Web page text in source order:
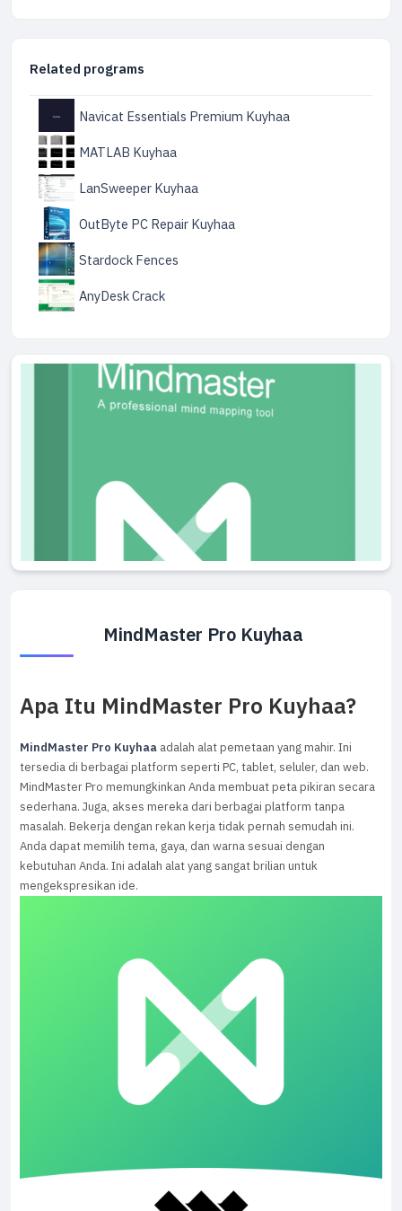
MindMaster Pro Kuyhaa
Apa Itu MindMaster Pro Kuyhaa?
MindMaster Pro Kuyhaa adalah alat pemetaan yang mahir. Ini
tersedia di berbagai platform seperti PC, tablet, seluler, dan web.
MindMaster Pro memungkinkan Anda membuat peta pikiran secara
sederhana. Juga, akses mereka dari berbagai platform tanpa
masalah. Bekerja dengan rekan kerja tidak pernah semudah ini.
Anda dapat memilih tema, gaya, dan warna sesuai dengan
kebutuhan Anda. Ini adalah alat yang sangat brilian untuk
mengekspresikan ide.
Related programs
Navicat Essentials Premium Kuyhaa
MATLAB Kuyhaa
LanSweeper Kuyhaa
OutByte PC Repair Kuyhaa
Stardock Fences
AnyDesk Crack